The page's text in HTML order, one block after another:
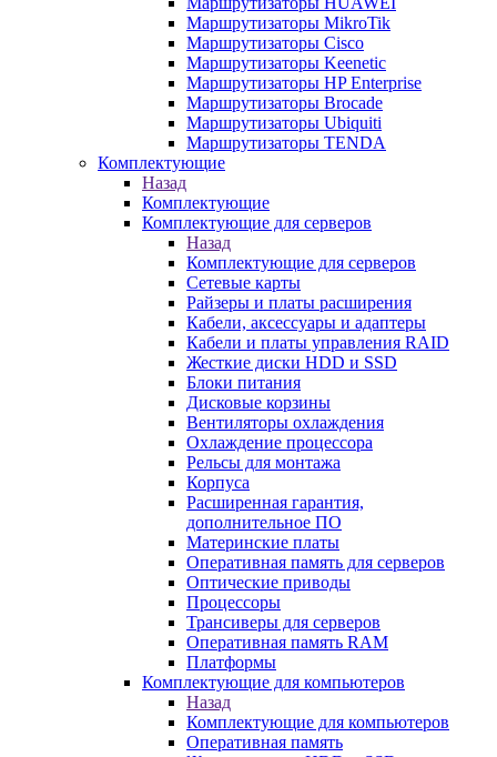
Маршрутизаторы MikroTik
Маршрутизаторы Cisco
Маршрутизаторы Keenetic
Маршрутизаторы HP Enterprise
Маршрутизаторы Brocade
Маршрутизаторы Ubiquiti
Маршрутизаторы TENDA
Комплектующие
Назад
Комплектующие
Комплектующие для серверов
Назад
Комплектующие для серверов
Сетевые карты
Райзеры и платы расширения
Кабели, аксессуары и адаптеры
Кабели и платы управления RAID
Жесткие диски HDD и SSD
Блоки питания
Дисковые корзины
Вентиляторы охлаждения
Охлаждение процессора
Рельсы для монтажа
Корпуса
Расширенная гарантия,
дополнительное ПО
Материнские платы
Оперативная память для серверов
Оптические приводы
Процессоры
Трансиверы для серверов
Оперативная память RAM
Платформы
Комплектующие для компьютеров
Назад
Комплектующие для компьютеров
Оперативная память